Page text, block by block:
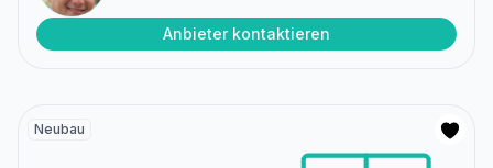
Anbieter kontaktieren
Neubau